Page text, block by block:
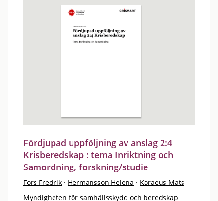
Fördjupad uppföljning av anslag 2:4
Krisberedskap : tema Inriktning och
Samordning, forskning/studie
Fors Fredrik · Hermansson Helena · Koraeus Mats
Myndigheten för samhällsskydd och beredskap